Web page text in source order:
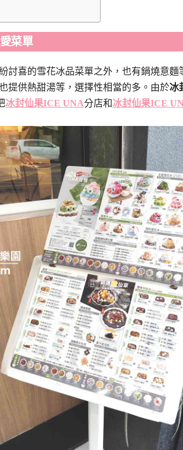
菜單
討喜的雪花冰品菜單之外 ，也有鍋燒意
提供熱甜湯等，選擇性相當的多。由於冰
冰封仙果ICE UNA分店和冰封仙果ICE